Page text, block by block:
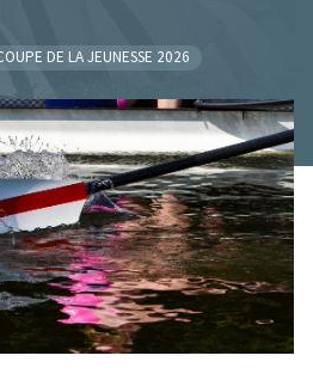
DE LA JEUNESSE 2026